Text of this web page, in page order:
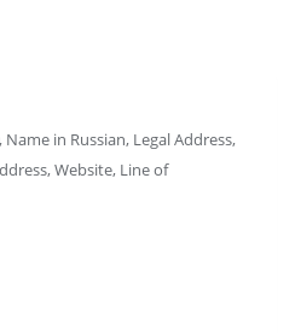
in Russian, Legal Address,
Website, Line of